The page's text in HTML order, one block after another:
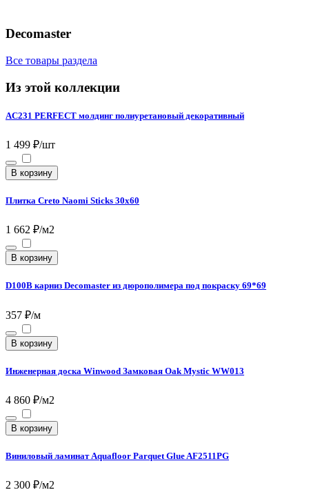
Decomaster
Все товары раздела
Из этой коллекции
AC231 PERFECT молдинг полиуретановый декоративный
1 499 ₽/шт
В корзину
Плитка Creto Naomi Sticks 30х60
1 662 ₽/м2
В корзину
D100B карниз Decomaster из дюрополимера под покраску 69*69
357 ₽/м
В корзину
Инженерная доска Winwood Замковая Oak Mystic WW013
4 860 ₽/м2
В корзину
Виниловый ламинат Aquafloor Parquet Glue AF2511PG
2 300 ₽/м2